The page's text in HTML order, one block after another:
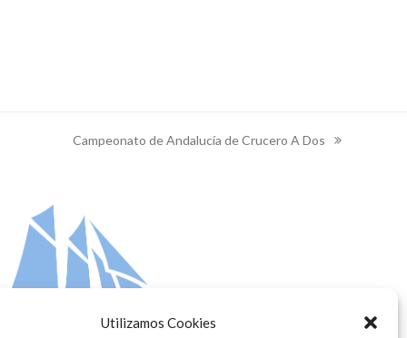
Utilizamos Cookies
next
Campeonato de Andalucía de Crucero A Dos